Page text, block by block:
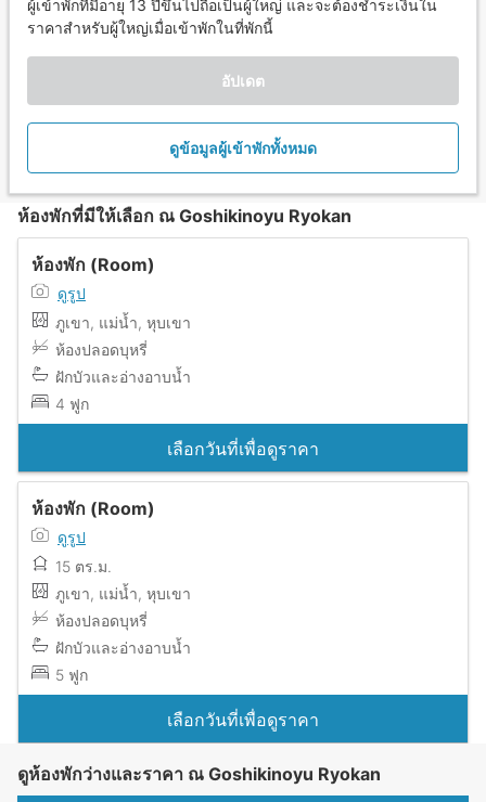
ผู้เข้าพักที่มีอายุ 13 ปีขึ้นไปถือเป็นผู้ใหญ่ และจะต้องชำระเงินใน
ราคาสำหรับผู้ใหญ่เมื่อเข้าพักในที่พักนี้
อัปเดต
ดูข้อมูลผู้เข้าพักทั้งหมด
ห้องพักที่มีให้เลือก ณ Goshikinoyu Ryokan
ห้องพัก (Room)
ดูรูป
ภูเขา, แม่น้ำ, หุบเขา
ห้องปลอดบุหรี่
ฝักบัวและอ่างอาบน้ำ
4 ฟูก
เลือกวันที่เพื่อดูราคา
ห้องพัก (Room)
ดูรูป
15 ตร.ม.
ภูเขา, แม่น้ำ, หุบเขา
ห้องปลอดบุหรี่
ฝักบัวและอ่างอาบน้ำ
5 ฟูก
เลือกวันที่เพื่อดูราคา
ดูห้องพักว่างและราคา ณ Goshikinoyu Ryokan